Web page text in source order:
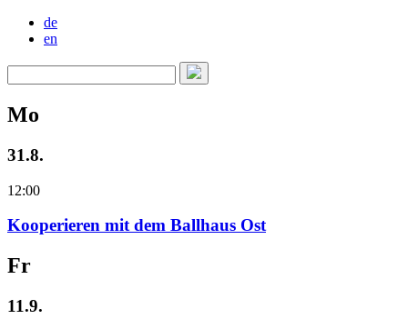
de
en
Mo
31.8.
12:00
Kooperieren mit dem Ballhaus Ost
Fr
11.9.